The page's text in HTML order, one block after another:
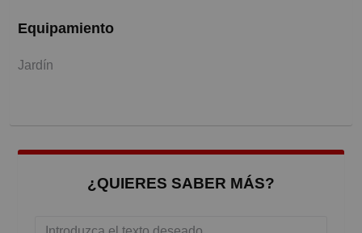
Equipamiento
Jardín
¿QUIERES SABER MÁS?